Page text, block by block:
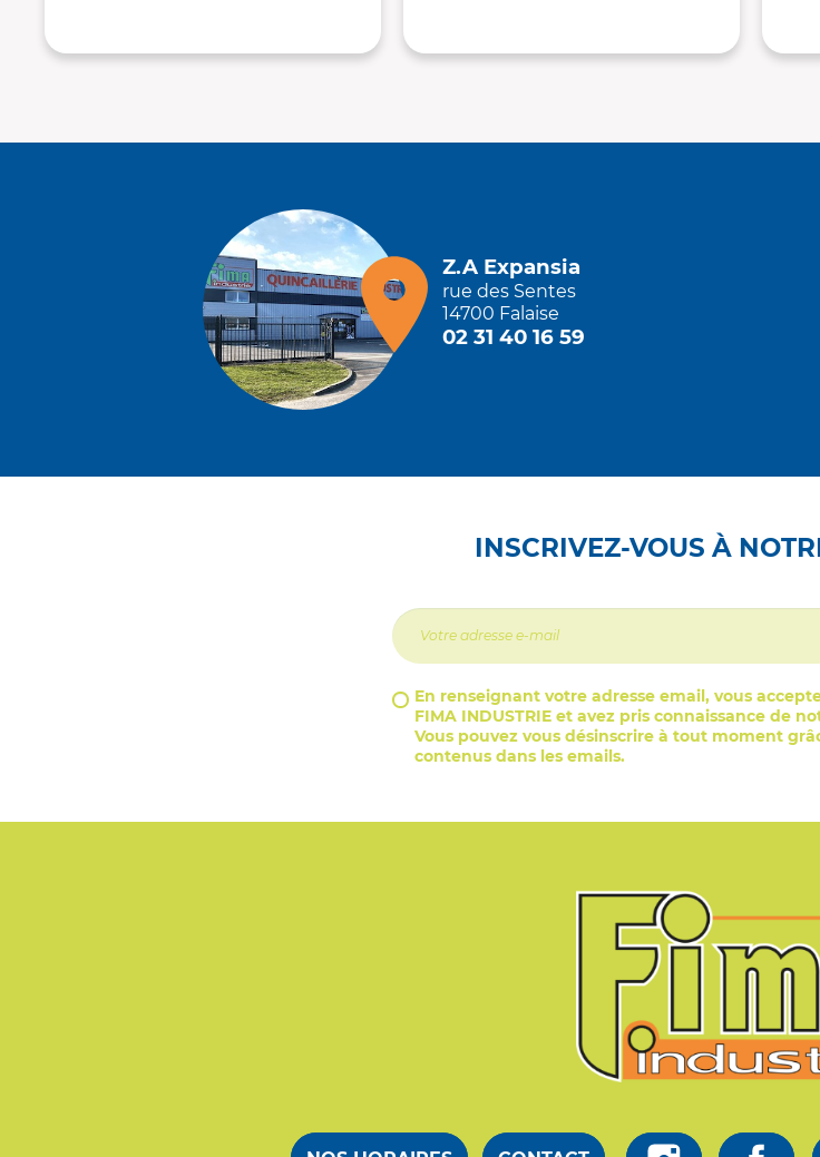
Z.A Expansia
rue des Sentes
14700 Falaise
02 31 40 16 59
INSCRIVEZ-VOUS À
En renseignant votre adresse email, vous
FIMA INDUSTRIE et avez pris connaissance de
Vous pouvez vous désinscrire à tout moment
contenus dans les emails.